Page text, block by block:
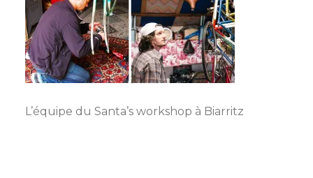
L’équipe du Santa’s workshop à Biarritz